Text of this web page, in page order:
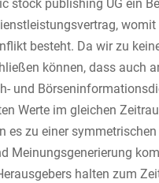
stock publishing UG ein
besteht. Da wir zu
können, dass auch
und
Werte im gleichen
es zu einer symmetrischen
Meinungsgenerierung
halten zum